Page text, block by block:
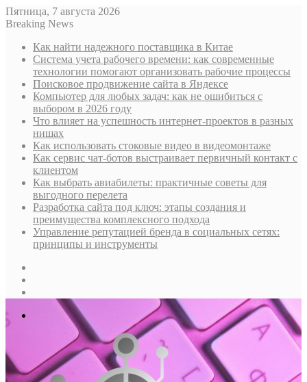
Пятница, 7 августа 2026
Breaking News
Как найти надежного поставщика в Китае
Система учета рабочего времени: как современные
технологии помогают организовать рабочие процессы
Поисковое продвижение сайта в Яндексе
Компьютер для любых задач: как не ошибиться с
выбором в 2026 году
Что влияет на успешность интернет-проектов в разных
нишах
Как использовать стоковые видео в видеомонтаже
Как сервис чат-ботов выстраивает первичный контакт с
клиентом
Как выбрать авиабилеты: практичные советы для
выгодного перелета
Разработка сайта под ключ: этапы создания и
преимущества комплексного подхода
Управление репутацией бренда в социальных сетях:
принципы и инструменты